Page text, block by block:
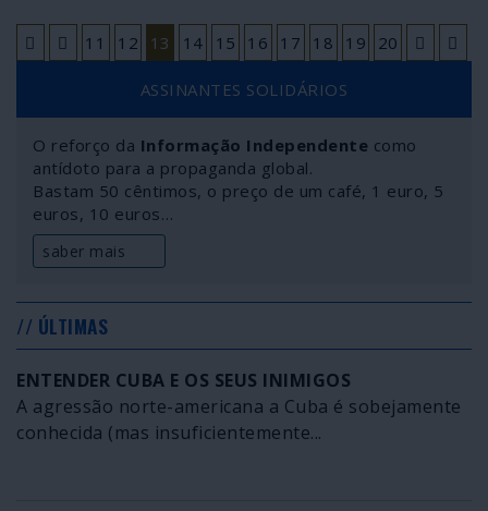
11 12 13 14 15 16 17 18 19 20
ASSINANTES SOLIDÁRIOS
O reforço da Informação Independente como
antídoto para a propaganda global.
Bastam 50 cêntimos, o preço de um café, 1 euro, 5
euros, 10 euros…
saber mais
// ÚLTIMAS
ENTENDER CUBA E OS SEUS INIMIGOS
A agressão norte-americana a Cuba é sobejamente
conhecida (mas insuficientemente...